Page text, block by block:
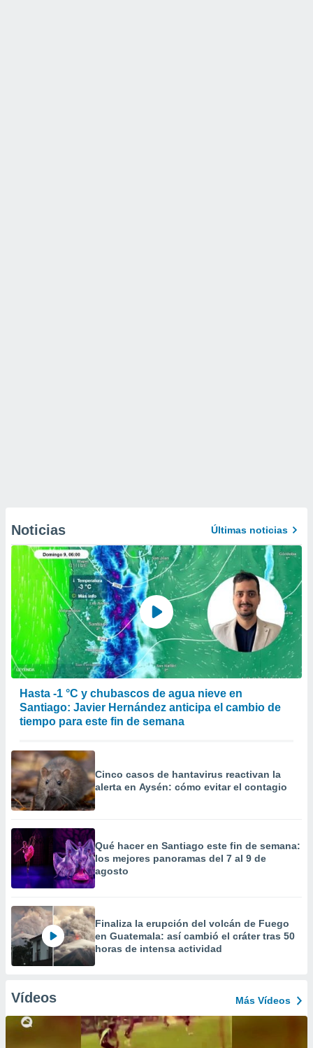
Noticias Últimas noticias
Hasta -1 °C y chubascos de agua nieve en
Santiago: Javier Hernández anticipa el cambio de
tiempo para este fin de semana
Cinco casos de hantavirus reactivan la
alerta en Aysén: cómo evitar el contagio
Qué hacer en Santiago este fin de semana:
los mejores panoramas del 7 al 9 de
agosto
Finaliza la erupción del volcán de Fuego
en Guatemala: así cambió el cráter tras 50
horas de intensa actividad
Vídeos Más Vídeos